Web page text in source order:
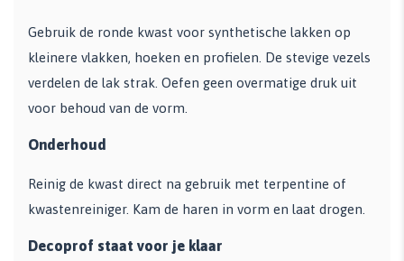
Gebruik de ronde kwast voor synthetische lakken op
kleinere vlakken, hoeken en profielen. De stevige vezels
verdelen de lak strak. Oefen geen overmatige druk uit
voor behoud van de vorm.
Onderhoud
Reinig de kwast direct na gebruik met terpentine of
kwastenreiniger. Kam de haren in vorm en laat drogen.
Decoprof staat voor je klaar